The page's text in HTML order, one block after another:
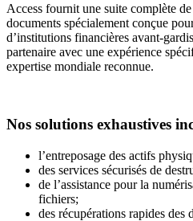
Access fournit une suite complète
documents spécialement conçue
d’institutions financières avant-
partenaire avec une expérience
expertise mondiale reconnue.
Nos solutions exhaustives
l’entreposage des actifs
des services sécurisés de
de l’assistance pour la
fichiers;
des récupérations rapides des